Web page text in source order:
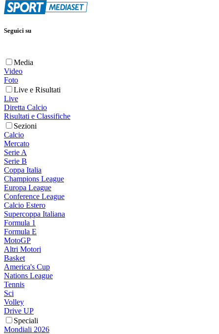
Seguici su
Media
Video
Foto
Live e Risultati
Live
Diretta Calcio
Risultati e Classifiche
Sezioni
Calcio
Mercato
Serie A
Serie B
Coppa Italia
Champions League
Europa League
Conference League
Calcio Estero
Supercoppa Italiana
Formula 1
Formula E
MotoGP
Altri Motori
Basket
America's Cup
Nations League
Tennis
Sci
Volley
Drive UP
Speciali
Mondiali 2026